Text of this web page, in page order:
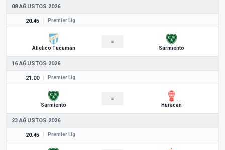
08 AĞUSTOS 2026
20.45 Premier Lig
Atletico Tucuman
-
Sarmiento
16 AĞUSTOS 2026
21.00 Premier Lig
Sarmiento
-
Huracan
23 AĞUSTOS 2026
20.45 Premier Lig